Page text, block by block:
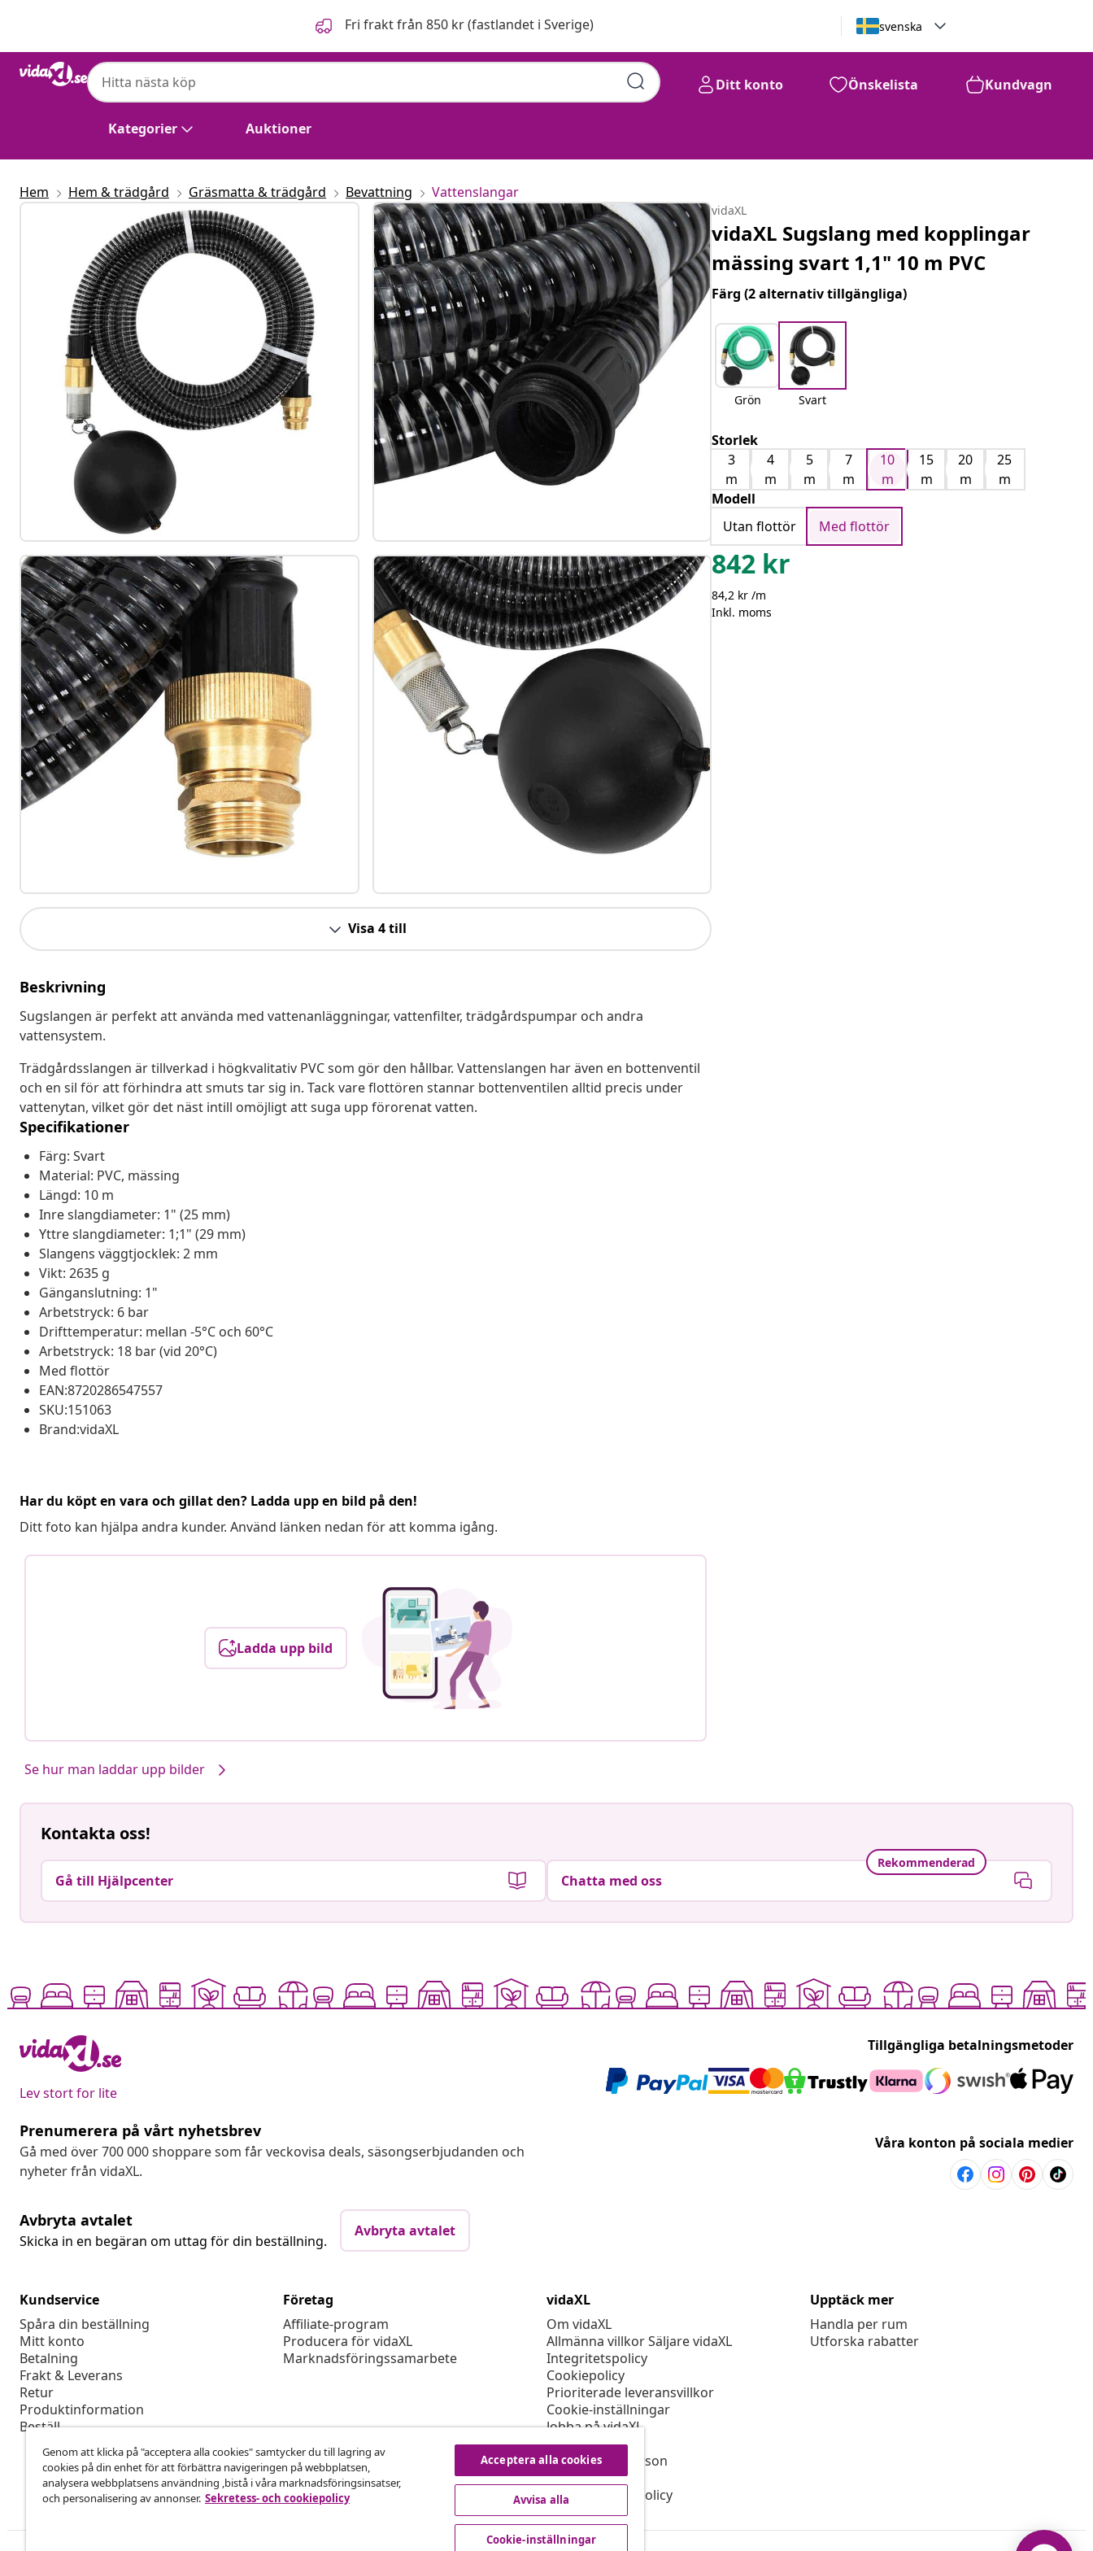
Fri frakt från 850 kr (fastlandet i Sverige) svenska
Kategorier Auktioner
Ditt konto Önskelista Kundvagn
Hem Hem & trädgård Gräsmatta & trädgård Bevattning Vattenslangar
Visa 4 till
Beskrivning
Sugslangen är perfekt att använda med vattenanläggningar, vattenfilter, trädgårdspumpar och andra
vattensystem.
Trädgårdsslangen är tillverkad i högkvalitativ PVC som gör den hållbar. Vattenslangen har även en bottenventil
och en sil för att förhindra att smuts tar sig in. Tack vare flottören stannar bottenventilen alltid precis under
vattenytan, vilket gör det näst intill omöjligt att suga upp förorenat vatten.
Specifikationer
Färg: Svart
Material: PVC, mässing
Längd: 10 m
Inre slangdiameter: 1" (25 mm)
Yttre slangdiameter: 1;1" (29 mm)
Slangens väggtjocklek: 2 mm
Vikt: 2635 g
Gänganslutning: 1"
Arbetstryck: 6 bar
Drifttemperatur: mellan -5°C och 60°C
Arbetstryck: 18 bar (vid 20°C)
Med flottör
EAN:8720286547557
SKU:151063
Brand:vidaXL
Har du köpt en vara och gillat den? Ladda upp en bild på den!
Ditt foto kan hjälpa andra kunder. Använd länken nedan för att komma igång.
Ladda upp bild
Se hur man laddar upp bilder
vidaXL
vidaXL Sugslang med kopplingar
mässing svart 1,1" 10 m PVC
Färg(2 alternativ tillgängliga)
Grön Svart
Storlek
3
m
4
m
5
m
7
m
10
m
15
m
20
m
25
m
Modell
Utan flottör
Med flottör
842 kr
84,2 kr /m
Inkl. moms
Kontakta oss!
Gå till Hjälpcenter
Rekommenderad
Chatta med oss
Lev stort for lite
Tillgängliga betalningsmetoder
Prenumerera på vårt nyhetsbrev
Gå med över 700 000 shoppare som får veckovisa deals, säsongserbjudanden och
nyheter från vidaXL.
Våra konton på sociala medier
Avbryta avtalet
Skicka in en begäran om uttag för din beställning.
Avbryta avtalet
Kundservice
Spåra din beställning
Mitt konto
Betalning
Frakt & Leverans
Retur
Produktinformation
Beställ
Företag
Affiliate-program
Producera för vidaXL
Marknadsföringssamarbete
vidaXL
Om vidaXL
Allmänna villkor Säljare vidaXL
Integritetspolicy
Cookiepolicy
Prioriterade leveransvillkor
Cookie-inställningar
Jobba på vidaXL
Säkerhet
EU Ansvarig person
Policyn för EPR
Tillgänglighetspolicy
Upptäck mer
Handla per rum
Utforska rabatter
Genom att klicka på "acceptera alla cookies" samtycker du till lagring av
cookies på din enhet för att förbättra navigeringen på webbplatsen,
analysera webbplatsens användning ,bistå i våra marknadsföringsinsatser,
och personalisering av annonser. Sekretess- och cookiepolicy
Acceptera alla cookies
Avvisa alla
Cookie-inställningar